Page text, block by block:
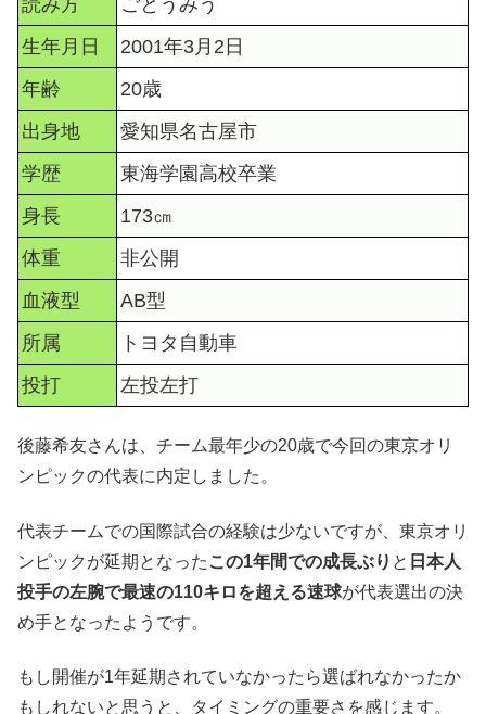
読み方
ごとうみう
生年月日
2001年3月2日
年齢
20歳
出身地
愛知県名古屋市
学歴
東海学園高校卒業
身長
173㎝
体重
非公開
血液型
AB型
所属
トヨタ自動車
投打
左投左打
後藤希友さんは、チーム最年少の20歳で今回の東京オリ
ンピックの代表に内定しました。
代表チームでの国際試合の経験は少ないですが、東京オリ
ンピックが延期となった この1年間での成長ぶり と 日本人
投手の左腕で最速の110キロを超える速球が代表選出の決
め手となったようです。
もし開催が1年延期されていなかったら選ばれなかったか
もしれないと思うと、タイミングの重要さを感じます。